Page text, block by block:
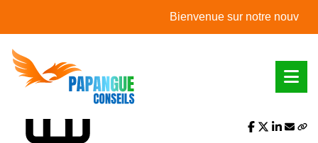
Bienvenue sur notre nouveau
L'actualité du mois